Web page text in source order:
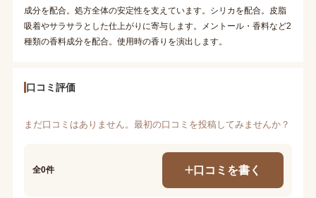
成分を配合。処方全体の安定性を支えています。シリカを配合。皮脂
吸着やサラサラとした仕上がりに寄与します。メントール・香料など2
種類の香料成分を配合。使用時の香りを演出します。
口コミ評価
まだ口コミはありません。最初の口コミを投稿してみませんか？
全0件 口コミを書く